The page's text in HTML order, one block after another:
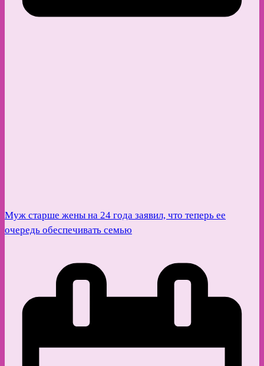
Муж старше жены на 24 года заявил, что теперь ее
очередь обеспечивать семью